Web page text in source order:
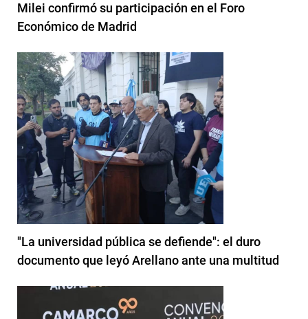
Milei confirmó su participación en el Foro
Económico de Madrid
"La universidad pública se defiende": el duro
documento que leyó Arellano ante una multitud